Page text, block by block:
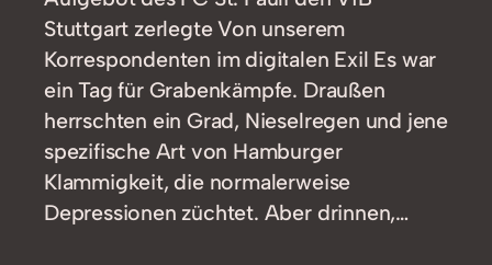
Stuttgart zerlegte Von unserem
Korrespondenten im digitalen Exil Es war
ein Tag für Grabenkämpfe. Draußen
herrschten ein Grad, Nieselregen und jene
spezifische Art von Hamburger
Klammigkeit, die normalerweise
Depressionen züchtet. Aber drinnen,…